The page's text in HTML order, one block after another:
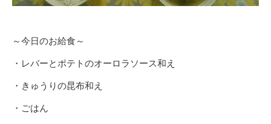
～今日のお給食～
・レバーとポテトのオーロラソース和え
・きゅうりの昆布和え
・ごはん